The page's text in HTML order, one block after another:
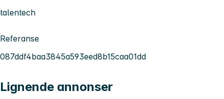
talentech
Referanse
087ddf4baa3845a593eed8b15caa01dd
Lignende annonser